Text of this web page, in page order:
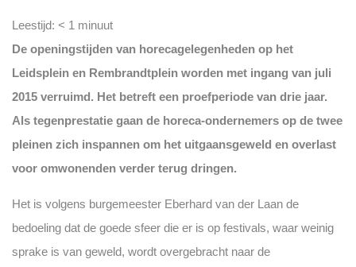
Leestijd: < 1 minuut
De openingstijden van horecagelegenheden op het
Leidsplein en Rembrandtplein worden met ingang van juli
2015 verruimd. Het betreft een proefperiode van drie jaar.
Als tegenprestatie gaan de horeca-ondernemers op de twee
pleinen zich inspannen om het uitgaansgeweld en overlast
voor omwonenden verder terug dringen.
Het is volgens burgemeester Eberhard van der Laan de
bedoeling dat de goede sfeer die er is op festivals, waar weinig
sprake is van geweld, wordt overgebracht naar de